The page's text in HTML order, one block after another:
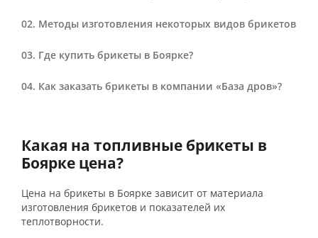
Методы изготовления некоторых видов брикетов
Где купить брикеты в Боярке?
Как заказать брикеты в компании «База дров»?
Какая на топливные брикеты в
Боярке цена?
Цена на брикеты в Боярке зависит от материала
изготовления брикетов и показателей их
теплотворности.